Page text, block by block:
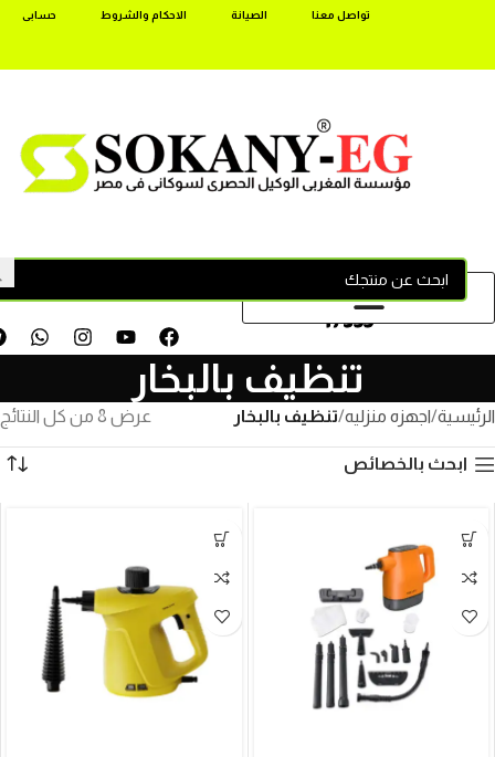
تواصل معنا الصيانة الاحكام والشروط حسابى
17355
تنظيف بالبخار
الرئيسية اجهزه منزليه تنظيف بالبخار عرض ⁦8⁩ من كل النتائج
ابحث بالخصائص